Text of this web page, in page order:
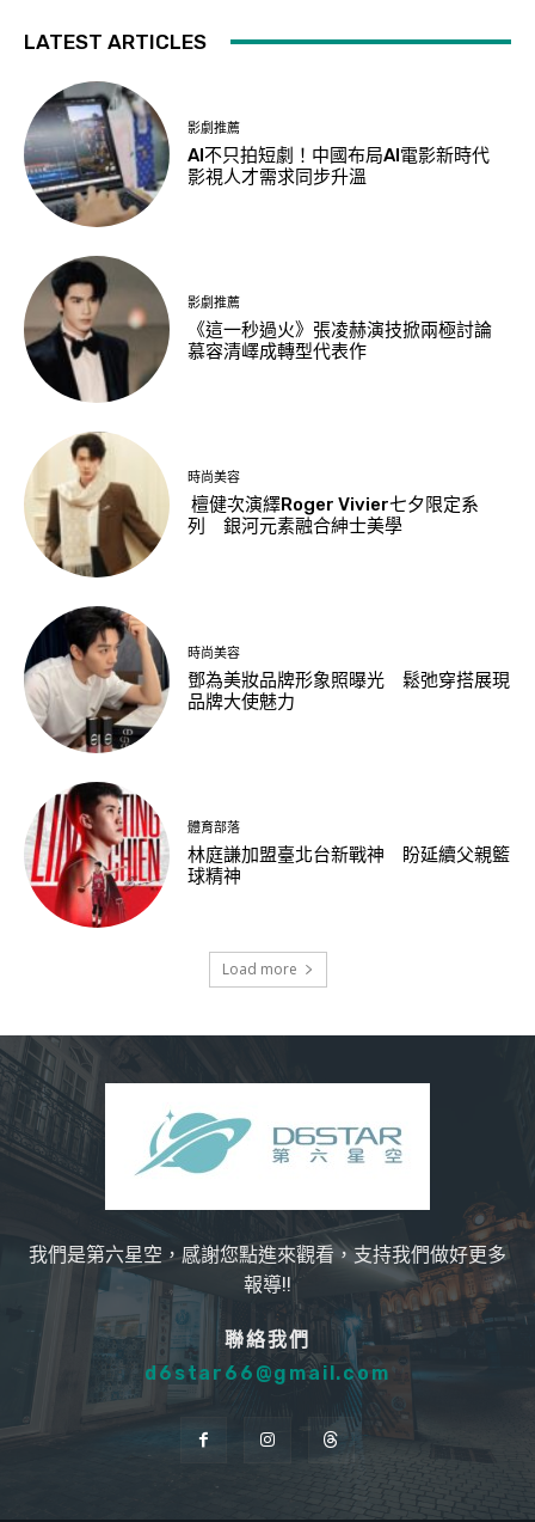
LATEST ARTICLES
影劇推薦
AI不只拍短劇！中國布局AI電影新時代
影視人才需求同步升溫
影劇推薦
《這一秒過火》張凌赫演技掀兩極討論
慕容清嶧成轉型代表作
時尚美容
檀健次演繹Roger Vivier七夕限定系
列 銀河元素融合紳士美學
時尚美容
鄧為美妝品牌形象照曝光 鬆弛穿搭展現
品牌大使魅力
體育部落
林庭謙加盟臺北台新戰神 盼延續父親籃
球精神
Load more
我們是第六星空，感謝您點進來觀看，支持我們做好更多
報導!!
聯絡我們
d6star66@gmail.com